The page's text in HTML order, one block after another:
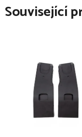
přidaný díl v horní
změní v kapsu,
popruhy v
na fusaku jsou
prostřihnout
prostupy se
budou dírky
Související